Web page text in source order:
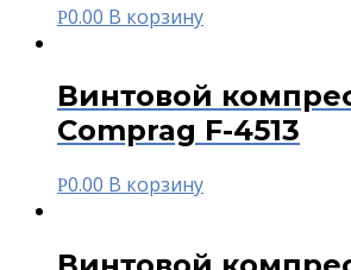
Р0.00 В корзину
Винтовой
Comprag F-4513
Р0.00 В корзину